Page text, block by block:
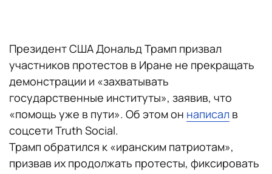
Президент США Дональд Трамп призвал
участников протестов в Иране не прекращать
демонстрации и «захватывать
государственные институты», заявив, что
«помощь уже в пути». Об этом он написал в
соцсети Truth Social.
Трамп обратился к «иранским патриотам»,
призвав их продолжать протесты, фиксировать